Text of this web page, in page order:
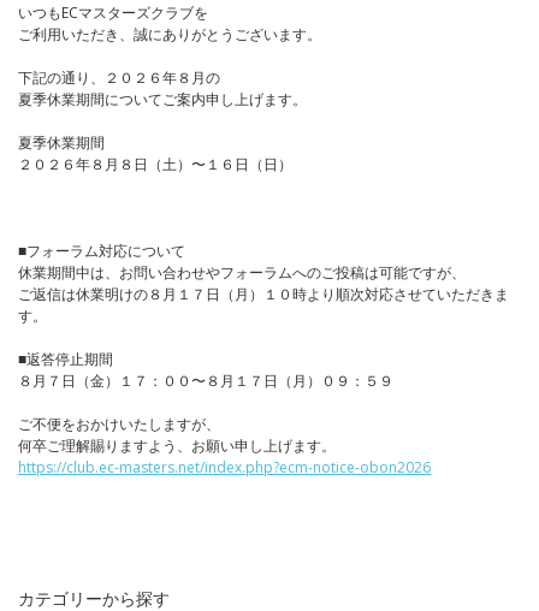
いつもECマスターズクラブを
ご利用いただき、誠にありがとうございます。
下記の通り、２０２６年８月の
夏季休業期間についてご案内申し上げます。
夏季休業期間
２０２６年８月８日（土）〜１６日（日）
■フォーラム対応について
休業期間中は、お問い合わせやフォーラムへのご投稿は可能ですが、
ご返信は休業明けの８月１７日（月）１０時より順次対応させていただきま
す。
■返答停止期間
８月７日（金）１７：００〜８月１７日（月）０９：５９
ご不便をおかけいたしますが、
何卒ご理解賜りますよう、お願い申し上げます。
https://club.ec-masters.net/index.php?ecm-notice-obon2026
カテゴリーから探す